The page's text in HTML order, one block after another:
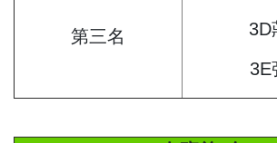
第三名
3D
3E